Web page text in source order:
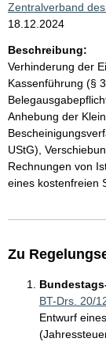
Zentralverband
18.12.2024
Beschreibung:
Verhinderung der
Kassenführung (§
Anhebung der
UStG),
Rechnungen von
eines kostenfreien
Zu
BT-Drs. 20/
Entwurf